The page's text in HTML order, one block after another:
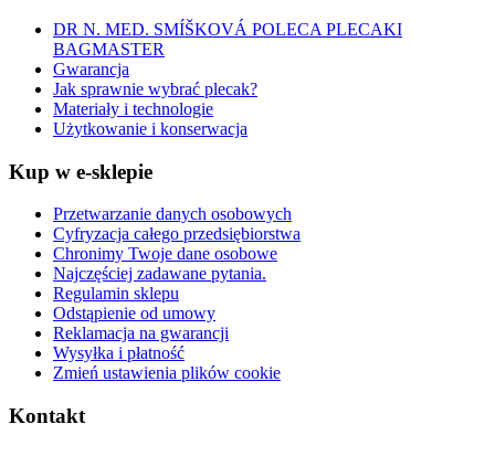
DR N. MED. SMÍŠKOVÁ POLECA PLECAKI
BAGMASTER
Gwarancja
Jak sprawnie wybrać plecak?
Materiały i technologie
Użytkowanie i konserwacja
Kup w e-sklepie
Przetwarzanie danych osobowych
Cyfryzacja całego przedsiębiorstwa
Chronimy Twoje dane osobowe
Najczęściej zadawane pytania.
Regulamin sklepu
Odstąpienie od umowy
Reklamacja na gwarancji
Wysyłka i płatność
Zmień ustawienia plików cookie
Kontakt